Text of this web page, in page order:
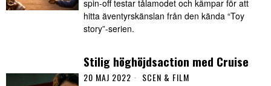
spin-off testar tålamodet och kämpar för att
hitta äventyrskänslan från den kända “Toy
story”-serien.
Stilig höghöjdsaction med Cruise
20 MAJ 2022 SCEN & FILM